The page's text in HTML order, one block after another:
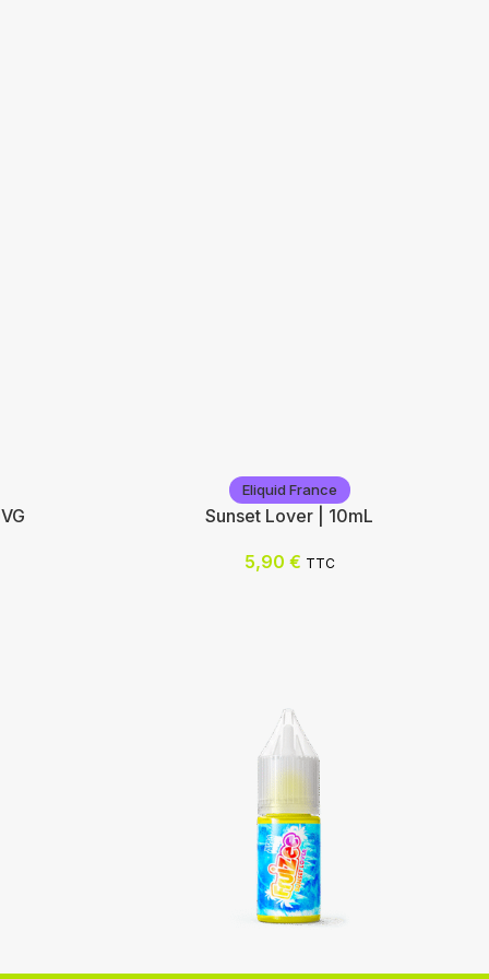
Eliquid France
Sunset Lover | 10mL
5,90 € TTC